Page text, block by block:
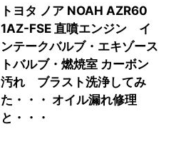
トヨタ ノア NOAH AZR60
1AZ-FSE 直噴エンジン イ
ンテークバルブ・エキゾース
トバルブ・燃焼室 カーボン
汚れ ブラスト洗浄してみ
た・・・ オイル漏れ修理
と・・・